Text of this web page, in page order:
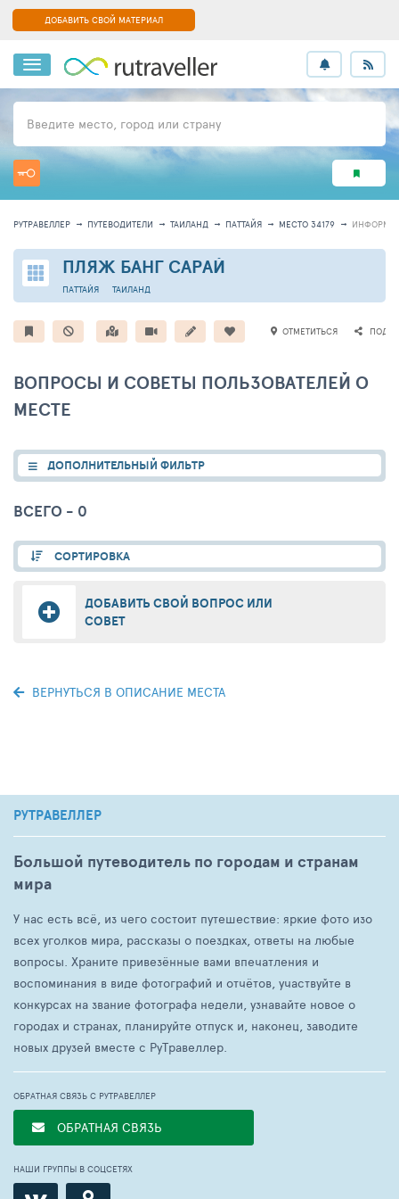
ДОБАВИТЬ СВОЙ МАТЕРИАЛ
Введите место, город или страну
РУТРАВЕЛЛЕР ПУТЕВОДИТЕЛИ ТАИЛАНД ПАТТАЙЯ МЕСТО 34179
ПЛЯЖ БАНГ САРАЙ
ТАИЛАНД
ПАТТАЙЯ
ОТМЕТИТЬСЯ
ВОПРОСЫ И СОВЕТЫ ПОЛЬЗОВАТЕЛЕЙ О
МЕСТЕ
ДОПОЛНИТЕЛЬНЫЙ ФИЛЬТР
ВСЕГО - 0
СОРТИРОВКА
ДОБАВИТЬ СВОЙ ВОПРОС ИЛИ
СОВЕТ
ВЕРНУТЬСЯ В ОПИСАНИЕ МЕСТА
РУТРАВЕЛЛЕР
Большой путеводитель по городам и странам
мира
У нас есть всё, из чего состоит путешествие: яркие фото изо
всех уголков мира, рассказы о поездках, ответы на любые
вопросы. Храните привезённые вами впечатления и
воспоминания в виде фотографий и отчётов, участвуйте в
конкурсах на звание фотографа недели, узнавайте новое о
городах и странах, планируйте отпуск и, наконец, заводите
новых друзей вместе с РуТравеллер.
ОБРАТНАЯ СВЯЗЬ С РУТРАВЕЛЛЕР
ОБРАТНАЯ СВЯЗЬ
НАШИ ГРУППЫ В СОЦСЕТЯХ